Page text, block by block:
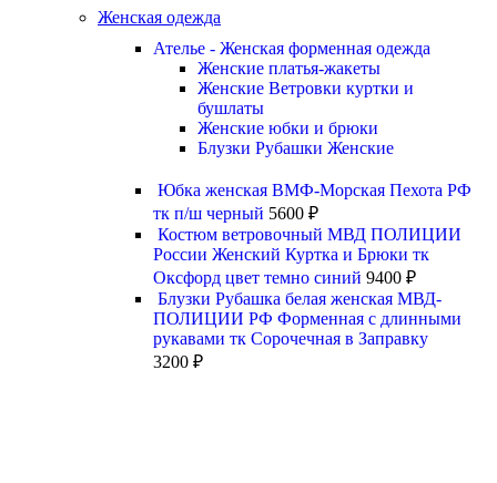
Женская одежда
Ателье - Женская форменная одежда
Женские платья-жакеты
Женские Ветровки куртки и
бушлаты
Женские юбки и брюки
Блузки Рубашки Женские
Юбка женская ВМФ-Морская Пехота РФ
тк п/ш черный 5600 ₽
Костюм ветровочный МВД ПОЛИЦИИ
России Женский Куртка и Брюки тк
Оксфорд цвет темно синий 9400 ₽
Блузки Рубашка белая женская МВД-
ПОЛИЦИИ РФ Форменная с длинными
рукавами тк Сорочечная в Заправку
3200 ₽